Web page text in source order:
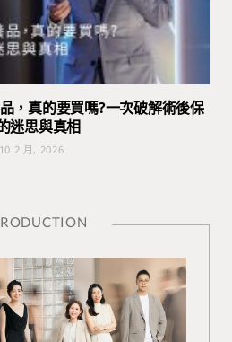
，真的要買嗎?一次破解術後保
迷思與真相
10 2 月, 2026